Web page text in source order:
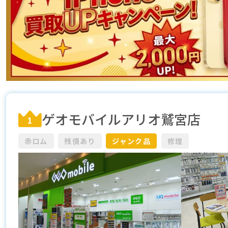
1 ゲオモバイルアリオ鷲宮店
赤ロム 残債あり ジャンク品 修理